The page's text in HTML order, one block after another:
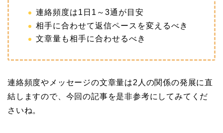
連絡頻度は1日1～3通が目安
相手に合わせて返信ペースを変えるべき
文章量も相手に合わせるべき
連絡頻度やメッセージの文章量は2人の関係の発展に直
結しますので、今回の記事を是非参考にしてみてくだ
さいね。